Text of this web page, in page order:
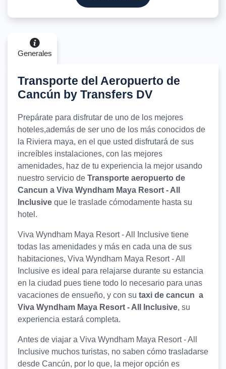
Generales
Transporte del Aeropuerto de
Cancún by Transfers DV
Prepárate para disfrutar de uno de los mejores
hoteles,además de ser uno de los más conocidos de
la Riviera maya, en el que usted disfrutará de sus
increíbles instalaciones, con las mejores
amenidades, haz de tu experiencia la mejor usando
nuestro servicio de Transporte aeropuerto de
Cancun a Viva Wyndham Maya Resort - All
Inclusive que le traslade cómodamente hasta su
hotel.
Viva Wyndham Maya Resort - All Inclusive tiene
todas las amenidades y más en cada una de sus
habitaciones, Viva Wyndham Maya Resort - All
Inclusive es ideal para relajarse durante su estancia
en la ciudad pues tiene todo lo necesario para unas
vacaciones de ensueño, y con su taxi de cancun a
Viva Wyndham Maya Resort - All Inclusive, su
experiencia estará completa.
Antes de viajar a Viva Wyndham Maya Resort - All
Inclusive muchos turistas, no saben cómo trasladarse
desde Cancún, por lo que, la mejor opción es